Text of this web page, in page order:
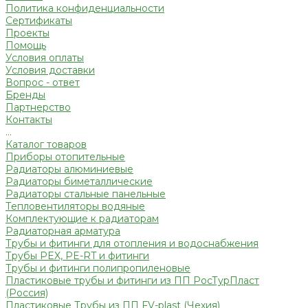
Политика конфиденциальности
Сертификаты
Проекты
Помощь
Условия оплаты
Условия доставки
Вопрос - ответ
Бренды
Партнерство
Контакты
...
Каталог товаров
Приборы отопительные
Радиаторы алюминиевые
Радиаторы биметаллические
Радиаторы стальные панельные
Тепловентиляторы водяные
Комплектующие к радиаторам
Радиаторная арматура
Трубы и фитинги для отопления и водоснабжения
Трубы PEX, PE-RT и фитинги
Трубы и фитинги полипропиленовые
Пластиковые трубы и фитинги из ПП РосТурПласт
(Россия)
Пластиковые Трубы из ПП FV-plast (Чехия)